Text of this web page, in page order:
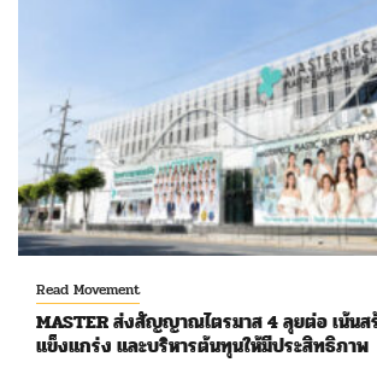
Read Movement
MASTER ส่งสัญญาณไตรมาส 4 ลุยต่อ เน้นส
แข็งแกร่ง และบริหารต้นทุนให้มีประสิทธิภาพ